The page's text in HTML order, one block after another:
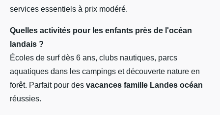
services essentiels à prix modéré.
Quelles activités pour les enfants près de l'océan
landais ?
Écoles de surf dès 6 ans, clubs nautiques, parcs
aquatiques dans les campings et découverte nature en
forêt. Parfait pour des vacances famille Landes océan
réussies.